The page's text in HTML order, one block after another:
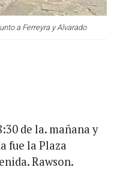
a Ferreyra y Alvarado
de la. mañana y
fue la Plaza
Rawson.